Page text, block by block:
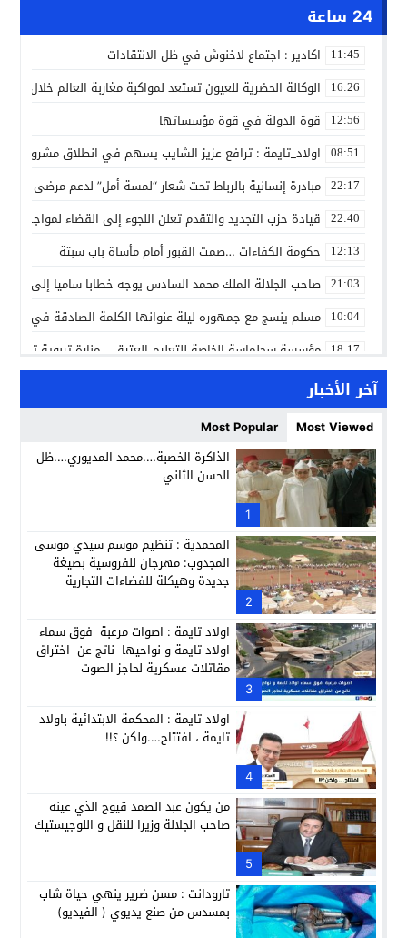
24 ساعة
11:45 اكادير : اجتماع لاخنوش في ظل الانتقادات
16:26 الوكالة الحضرية للعيون تستعد لمواكبة مغاربة العالم خلال
12:56 قوة الدولة في قوة مؤسساتها
08:51 اولاد_تايمة : ترافع عزيز الشايب يسهم في انطلاق مشروع
22:17 مبادرة إنسانية بالرباط تحت شعار “لمسة أمل” لدعم مرضى
22:40 قيادة حزب التجديد والتقدم تعلن اللجوء إلى القضاء لمواجهة
12:13 حكومة الكفاءات …صمت القبور أمام مأساة باب سبتة
21:03 صاحب الجلالة الملك محمد السادس يوجه خطابا ساميا إلى
10:04 مسلم ينسج مع جمهوره ليلة عنوانها الكلمة الصادقة في
18:17 مؤسسة سجلماسة الخاصة للتعليم العتيق… منارة تربوية تجمع
14:57 إحياء مشروع الحي الحرفي عنوان لقاء جمع وفد من جمعية
بن كيران يهاجم “البام”: “حزب الفساد وقياداته انتهى
11:33 كمال محرر يقود استئنافية تارودانت: مسار قضائي راسخ ورؤية
11:05 حبشان وكيلاً عاماً بتارودانت: ترقية جديدة في الحركة القضائية
21:28 حزب الديمقراطيين الجدد يؤسس منظمتي شباب ونساء الصحراء
آخر الأخبار
Most Viewed
Most Popular
1
الذاكرة الخصبة….محمد المديوري….ظل
الحسن الثاني
2
المحمدية : تنظيم موسم سيدي موسى
المجدوب: مهرجان للفروسية بصيغة
جديدة وهيكلة للفضاءات التجارية
3
اولاد تايمة : اصوات مرعبة فوق سماء
اولاد تايمة و نواحيها ناتج عن اختراق
مقاتلات عسكرية لحاجز الصوت
4
اولاد تايمة : المحكمة الابتدائية باولاد
تايمة ، افتتاح….ولكن ؟!!
5
من يكون عبد الصمد قيوح الذي عينه
صاحب الجلالة وزيرا للنقل و اللوجيستيك
تارودانت : مسن ضرير ينهي حياة شاب
بمسدس من صنع يديوي ( الفيديو)